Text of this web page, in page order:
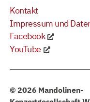
Kontakt
Impressum und
Facebook
YouTube
© 2026 Mandolinen-